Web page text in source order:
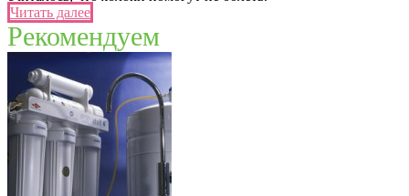
Читать далее
Рекомендуем